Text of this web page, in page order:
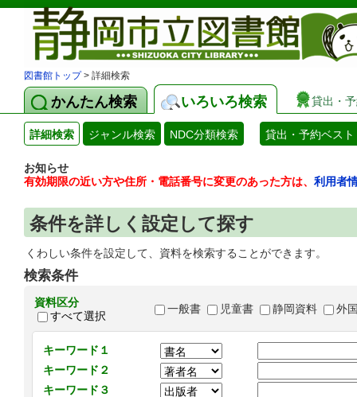
図書館トップ> 詳細検索
かんたん検索 いろいろ検索 貸出・
詳細検索 ジャンル検索 NDC分類検索 貸出・予約ベスト
お知らせ
有効期限の近い方や住所・電話番号に変更のあった方は、 利用者
条件を詳しく設定して探す
くわしい条件を設定して、資料を検索することができます。
検索条件
資料区分
すべて選択
一般書 児童書 静岡資料 外
キーワード１
キーワード２
キーワード３